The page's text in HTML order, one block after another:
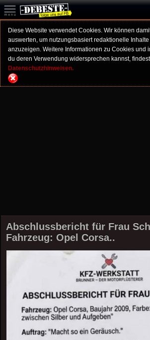
Diese Website verwendet Cookies. Wir können
auswerten, um nutzungsbasiert redaktionelle
anzuzeigen. Weitere Informationen zu Cookies und
du deren Verwendung widersprechen kannst,
Datenschutzhinweisen.
Abschlussbericht für Frau
Fahrzeug: Opel Corsa..